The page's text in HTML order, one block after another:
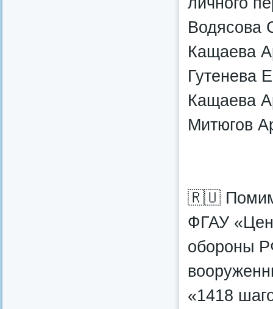
Водясова
Кащаева
Гутенева
Кащаева
Митюгов
🇷🇺
ФГАУ
обороны
«1418